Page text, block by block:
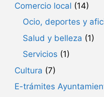
Comercio local (14)
Ocio, deportes y
Salud y belleza (1)
Servicios (1)
Cultura (7)
E-trámites